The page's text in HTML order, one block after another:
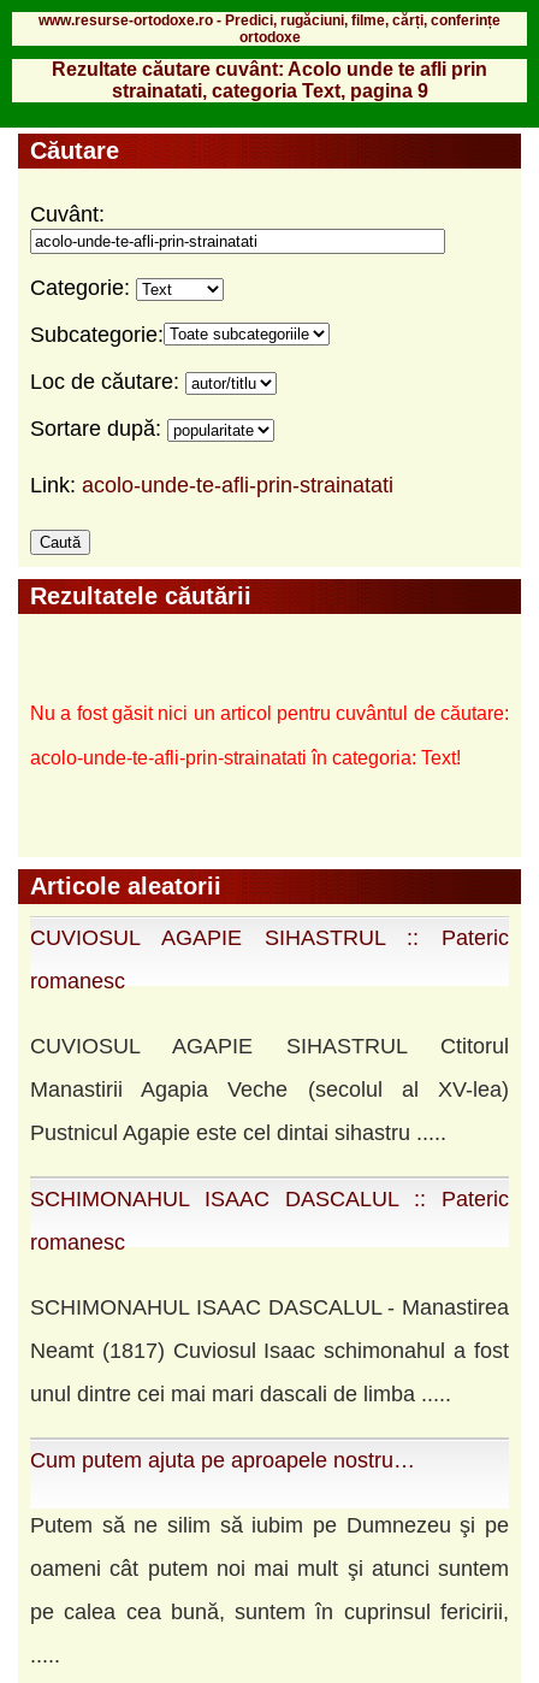
www.resurse-ortodoxe.ro - Predici, rugăciuni, filme, cărți, conferințe
ortodoxe
Rezultate căutare cuvânt: Acolo unde te afli prin
strainatati, categoria Text, pagina 9
Căutare
Cuvânt:
Categorie:
Subcategorie:
Loc de căutare:
Sortare după:
Link: acolo-unde-te-afli-prin-strainatati
Rezultatele căutării
Nu a fost găsit nici un articol pentru cuvântul de căutare:
acolo-unde-te-afli-prin-strainatati în categoria: Text!
Articole aleatorii
CUVIOSUL AGAPIE SIHASTRUL :: Pateric
romanesc
CUVIOSUL AGAPIE SIHASTRUL Ctitorul
Manastirii Agapia Veche (secolul al XV-lea)
Pustnicul Agapie este cel dintai sihastru .....
SCHIMONAHUL ISAAC DASCALUL :: Pateric
romanesc
SCHIMONAHUL ISAAC DASCALUL - Manastirea
Neamt (1817) Cuviosul Isaac schimonahul a fost
unul dintre cei mai mari dascali de limba .....
Cum putem ajuta pe aproapele nostru…
Putem să ne silim să iubim pe Dumnezeu şi pe
oameni cât putem noi mai mult şi atunci suntem
pe calea cea bună, suntem în cuprinsul fericirii,
.....